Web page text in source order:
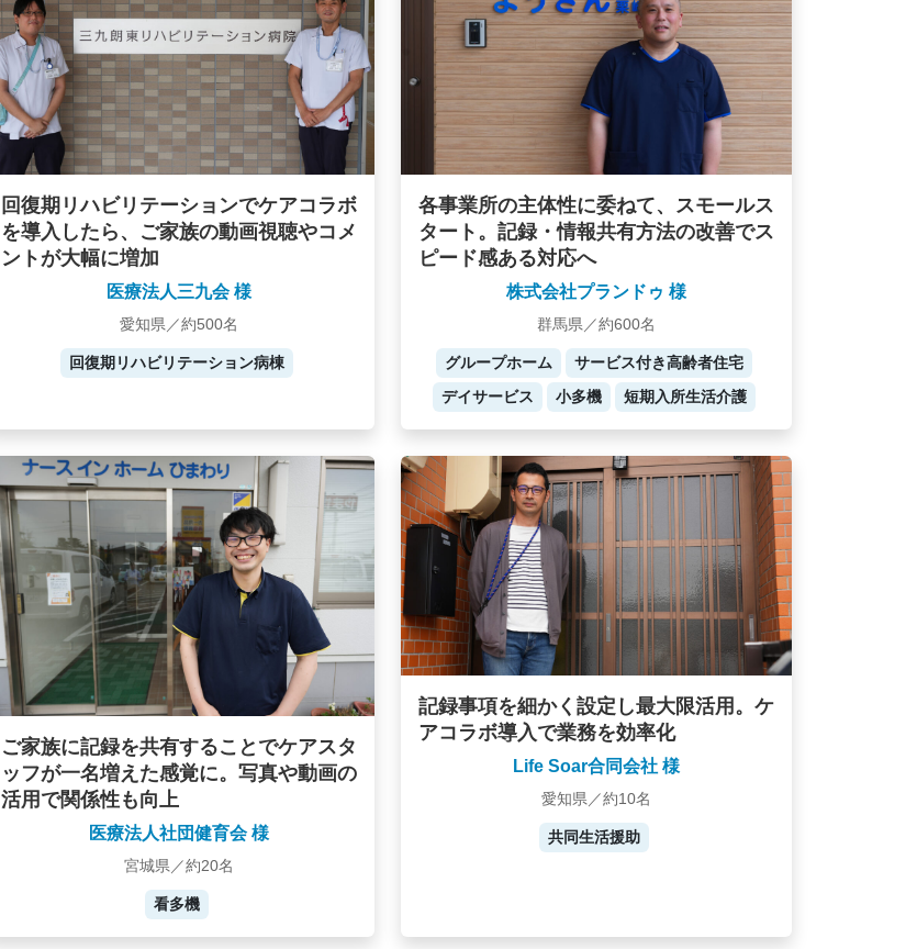
回復期リハビリテーションでケアコラボ
を導入したら、ご家族の動画視聴やコメ
ントが大幅に増加
医療法人三九会 様
愛知県／約500名
回復期リハビリテーション病棟
各事業所の主体性に委ねて、スモールス
タート。記録・情報共有方法の改善でス
ピード感ある対応へ
株式会社プランドゥ 様
群馬県／約600名
グループホーム
サービス付き高齢者住宅
デイサービス
小多機 短期入所生活介護
ご家族に記録を共有することでケアスタ
ッフが一名増えた感覚に。写真や動画の
活用で関係性も向上
医療法人社団健育会 様
宮城県／約20名
看多機
記録事項を細かく設定し最大限活用。ケ
アコラボ導入で業務を効率化
Life Soar合同会社 様
愛知県／約10名
共同生活援助